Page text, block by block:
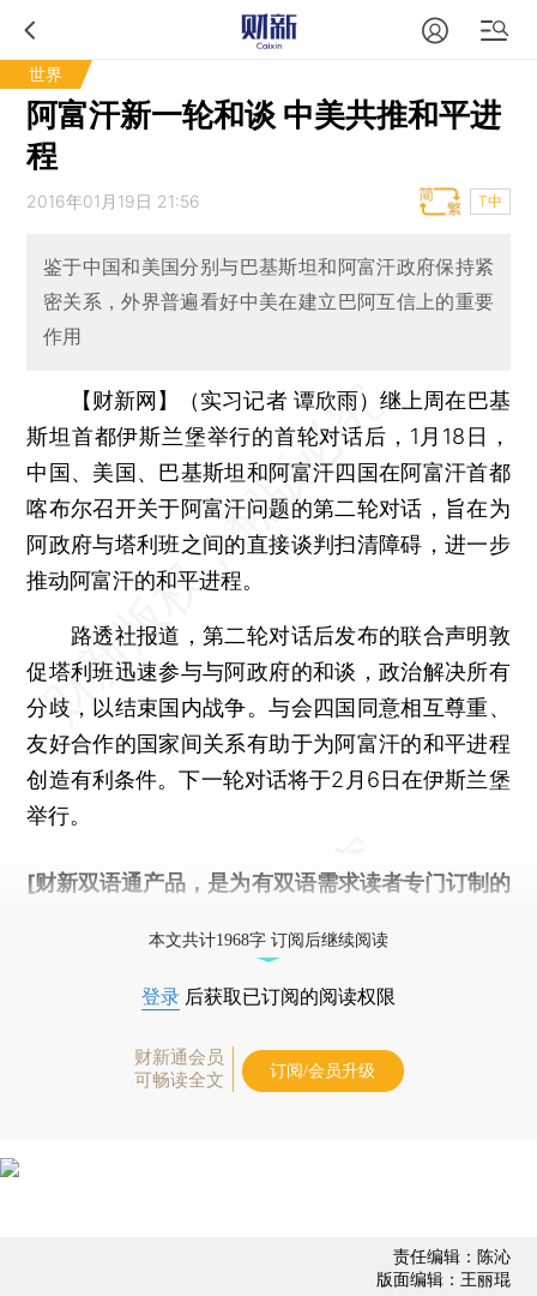
世界
阿富汗新一轮和谈 中美共推和平进
程
2016年01月19日 21:56 T中
鉴于中国和美国分别与巴基斯坦和阿富汗政府保持紧
密关系，外界普遍看好中美在建立巴阿互信上的重要
作用
【财新网】（实习记者 谭欣雨）继上周在巴基
斯坦首都伊斯兰堡举行的首轮对话后，1月18日，
中国、美国、巴基斯坦和阿富汗四国在阿富汗首都
喀布尔召开关于阿富汗问题的第二轮对话，旨在为
阿政府与塔利班之间的直接谈判扫清障碍，进一步
推动阿富汗的和平进程。
路透社报道，第二轮对话后发布的联合声明敦
促塔利班迅速参与与阿政府的和谈，政治解决所有
分歧，以结束国内战争。与会四国同意相互尊重、
友好合作的国家间关系有助于为阿富汗的和平进程
创造有利条件。下一轮对话将于2月6日在伊斯兰堡
举行。
[财新双语通产品，是为有双语需求读者专门订制的
本文共计1968字 订阅后继续阅读
登录 后获取已订阅的阅读权限
财新通会员
可畅读全文
订阅/会员升级
责任编辑：陈沁
版面编辑：王丽琨